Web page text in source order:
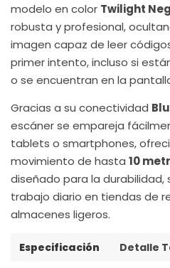
modelo en color Twilight
robusta y profesional,
imagen capaz de leer
primer intento, incluso si
o se encuentran en la
Gracias a su conectividad
escáner se empareja
tablets o smartphones,
movimiento de hasta 10
diseñado para la
trabajo diario en tiendas de
almacenes ligeros.
Especificación
Detalle